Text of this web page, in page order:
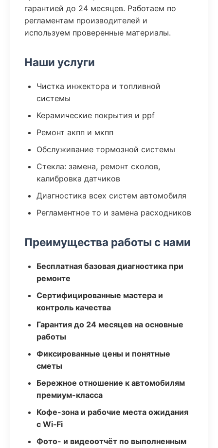
гарантией до 24 месяцев. Работаем по
регламентам производителей и
используем проверенные материалы.
Наши услуги
Чистка инжектора и топливной
системы
Керамические покрытия и ppf
Ремонт акпп и мкпп
Обслуживание тормозной системы
Стекла: замена, ремонт сколов,
калибровка датчиков
Диагностика всех систем автомобиля
Регламентное то и замена расходников
Преимущества работы с нами
Бесплатная базовая диагностика при
ремонте
Сертифицированные мастера и
контроль качества
Гарантия до 24 месяцев на основные
работы
Фиксированные цены и понятные
сметы
Бережное отношение к автомобилям
премиум-класса
Кофе-зона и рабочие места ожидания
с Wi‑Fi
Фото- и видеоотчёт по выполненным